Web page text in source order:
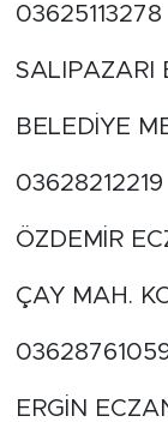
03625113278
SALIPAZARI
BELEDİYE
03628212219
ÖZDEMİR
ÇAY MAH.
ERGİN